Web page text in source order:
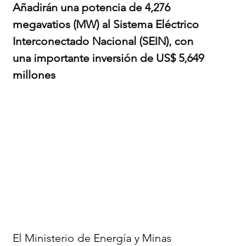
Añadirán una potencia de 4,276
megavatios (MW) al Sistema Eléctrico
Interconectado Nacional (SEIN), con
una importante inversión de US$ 5,649
millones
El Ministerio de Energía y Minas